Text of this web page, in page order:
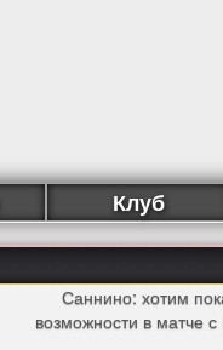
Клуб
Саннино: хотим
возможности в матче